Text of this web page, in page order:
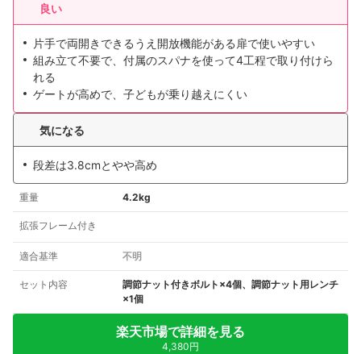
良い
片手で両開きできるうえ開放機能がある扉で使いやすい
組み立て不要で、付属のスパナを使って4工程で取り付けら
れる
ゲートが高めで、子どもが乗り越えにくい
気になる
段差は3.8cmとやや高め
重量 4.2kg
拡張フレーム付き
適合基準 不明
セット内容
調節ナット付きボルト×4個、調節ナット用レンチ
×1個
楽天市場で詳細を見る
4,380円